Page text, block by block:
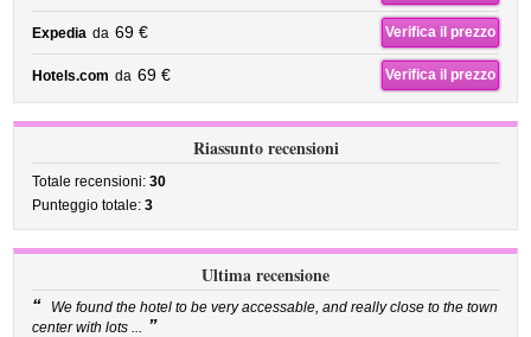
Expedia da 69 € Verifica il prezzo
Hotels.com da 69 € Verifica il prezzo
Riassunto recensioni
Totale recensioni:30
Punteggio totale:3
Ultima recensione
“
We found the hotel to be very accessable, and really close to the town
center with lots ... ”